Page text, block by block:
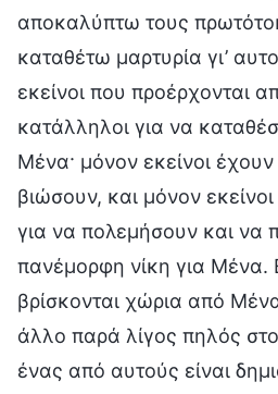
αποκαλύπτω τους
καταθέτω μαρτυρία γι’
εκείνοι που προέρχονται
κατάλληλοι για να
Μένα· μόνον εκείνοι
βιώσουν, και μόνον
για να πολεμήσουν και να
πανέμορφη νίκη για Μένα.
βρίσκονται χώρια από
άλλο παρά λίγος πηλός
ένας από αυτούς είναι